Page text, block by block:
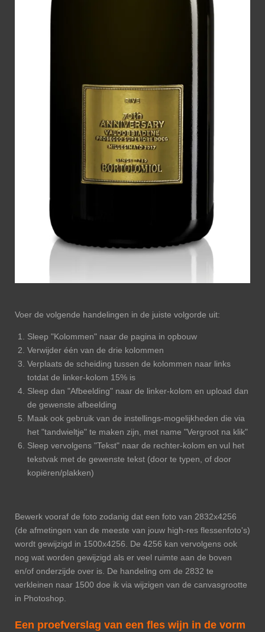
Voer de volgende handelingen in de juiste volgorde uit:
Sleep "Kolommen" naar de pagina in opbouw
Verwijder één van de drie kolommen
Verplaats de scheiding tussen de kolommen naar links
totdat de linker-kolom 15% is
Sleep dan "Afbeelding" naar de linker-kolom en upload dan
de gewenste afbeelding
Maak ook gebruik van de instellings-mogelijkheden die via
het "tandwieltje" te maken zijn, met name "Vergroot na klik"
Sleep vervolgens "Tekst" naar de rechter-kolom en vul het
tekstvak met de gewenste tekst (door te typen, of door
kopiëren/plakken)
Bewerk vooraf de foto zodanig dat een foto van 2832x4256
(de afmetingen van de meeste van jouw high-res flessenfoto's)
wordt gewijzigd in 1500x4256. De 4256 kan vervolgens ook
nog wat worden gewijzigd als er veel ruimte aan de boven
en/of onderzijde over is. De handeling om de 2832 te
verkleinen naar 1500 doe ik via wijzigen van de canvasgrootte
in Photoshop.
Een proefverslag van een fles wijn in de vorm